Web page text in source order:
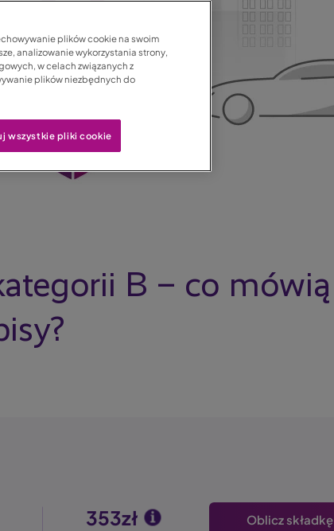
B – co mówią
353zł Oblicz składkę
plików cookie na swoim
analizowanie wykorzystania strony,
w celach związanych z
plików niezbędnych do
wszystkie pliki cookie